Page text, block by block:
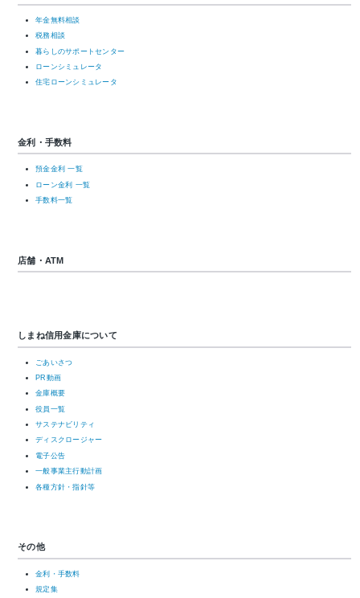
年金無料相談
税務相談
暮らしのサポートセンター
ローンシミュレータ
住宅ローンシミュレータ
金利・手数料
預金金利 一覧
ローン金利 一覧
手数料一覧
店舗・ATM
しまね信用金庫について
ごあいさつ
PR動画
金庫概要
役員一覧
サステナビリティ
ディスクロージャー
電子公告
一般事業主行動計画
各種方針・指針等
その他
金利・手数料
規定集